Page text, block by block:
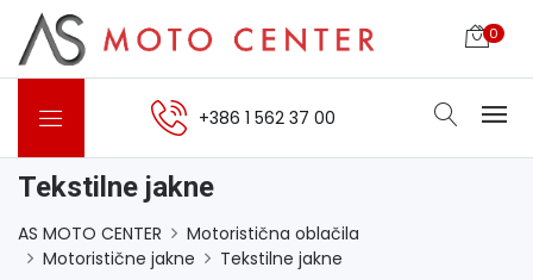
0
+386 1 562 37 00
Tekstilne jakne
AS MOTO CENTER
Motoristična oblačila
Motoristične jakne
Tekstilne jakne